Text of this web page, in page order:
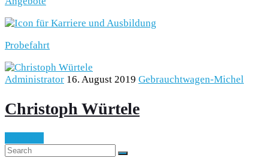
Probefahrt
Administrator 16. August 2019 Gebrauchtwagen-Michel
Christoph Würtele